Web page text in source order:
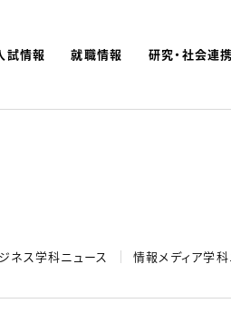
試情報 就職情報 研究・社会連携
よく検索されているキーワード： 入試 学費
ネス学科ニュース 情報メディア学科